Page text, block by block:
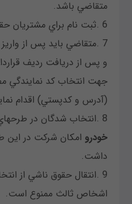
متقاضي باشد.
6 .ثبت نام براي مشتريان حقوقي ميسر نخواهد بود.
7 .متقاضي بايد پس از
و پس از دريافت رديف
جهت انتخاب كد نمايندگي
(آدرس و كدپستي) اقدام
8 .انتخاب شدگان در طرحهاي قرعه كشي قبلي
خودرو امكان شركت در اين
داشت.
9 .انتقال حقوق ناشي از
اشخاص ثالث ممنوع است.